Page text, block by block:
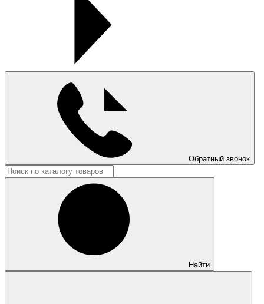
Обратный звонок
Найти